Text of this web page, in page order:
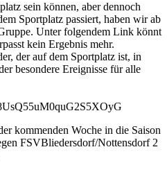
sein können, aber dennoch
Sportplatz passiert, haben wir ab
Unter folgendem Link könnt
kein Ergebnis mehr.
der auf dem Sportplatz ist, in
besondere Ereignisse für alle
kommenden Woche in die Saison
FSVBliedersdorf/Nottensdorf 2